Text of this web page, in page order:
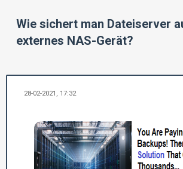
Wie sichert man Dateiserver
externes NAS-Gerät?
28-02-2021, 17:32